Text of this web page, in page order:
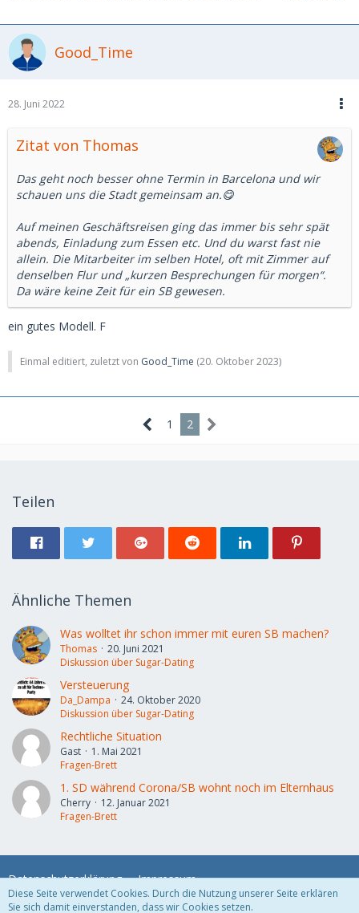
Good_Time
28. Juni 2022
Zitat von Thomas
Das geht noch besser ohne Termin in Barcelona und wir
schauen uns die Stadt gemeinsam an.😋
Auf meinen Geschäftsreisen ging das immer bis sehr spät
abends, Einladung zum Essen etc. Und du warst fast nie
allein. Die Mitarbeiter im selben Hotel, oft mit Zimmer auf
denselben Flur und „kurzen Besprechungen für morgen“.
Da wäre keine Zeit für ein SB gewesen.
ein gutes Modell. F
Einmal editiert, zuletzt von Good_Time (20. Oktober 2023)
1 2
Teilen
Ähnliche Themen
Was wolltet ihr schon immer mit euren SB machen?
Thomas
20. Juni 2021
Diskussion über Sugar-Dating
Versteuerung
Da_Dampa
24. Oktober 2020
Diskussion über Sugar-Dating
Rechtliche Situation
Gast
1. Mai 2021
Fragen-Brett
1. SD während Corona/SB wohnt noch im Elternhaus
Cherry
12. Januar 2021
Fragen-Brett
Datenschutzerklärung Impressum
Diese Seite verwendet Cookies. Durch die Nutzung unserer Seite erklären
Sie sich damit einverstanden, dass wir Cookies setzen.